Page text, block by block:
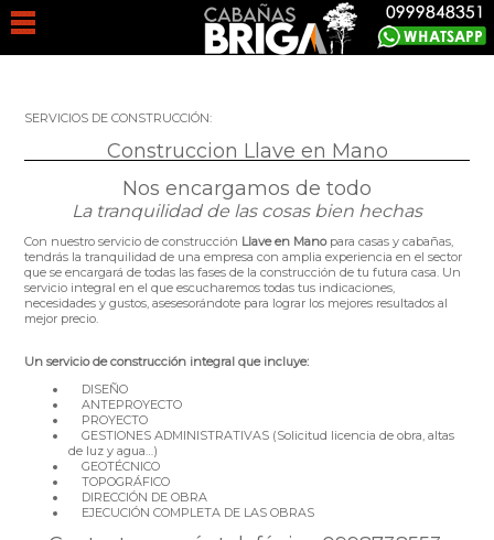
SERVICIOS DE CONSTRUCCIÓN:
Construccion Llave en Mano
Nos encargamos de todo
La tranquilidad de las cosas bien hechas
Con nuestro servicio de construcción Llave en Manopara casas y cabañas,
tendrás la tranquilidad de una empresa con amplia experiencia en el sector
que se encargará de todas las fases de la construcción de tu futura casa. Un
servicio integral en el que escucharemos todas tus indicaciones,
necesidades y gustos, asesesorándote para lograr los mejores resultados al
mejor precio.
Un servicio de construcción integral que incluye:
DISEÑO
ANTEPROYECTO
PROYECTO
GESTIONES ADMINISTRATIVAS (Solicitud licencia de obra, altas
de luz y agua…)
GEOTÉCNICO
TOPOGRÁFICO
DIRECCIÓN DE OBRA
EJECUCIÓN COMPLETA DE LAS OBRAS